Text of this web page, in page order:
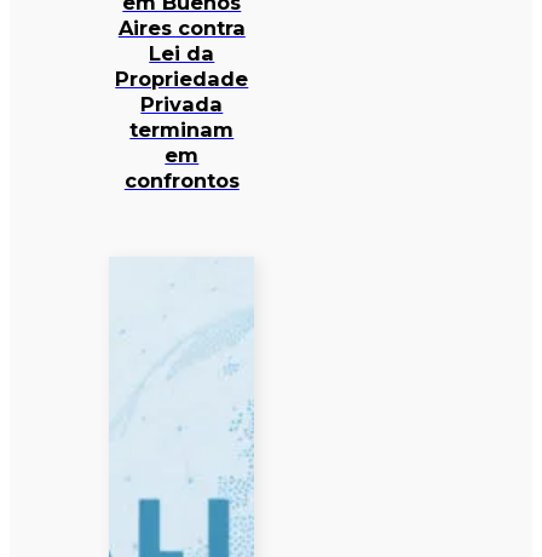
Aires contra
Lei da
Propriedade
Privada
terminam
em
confrontos